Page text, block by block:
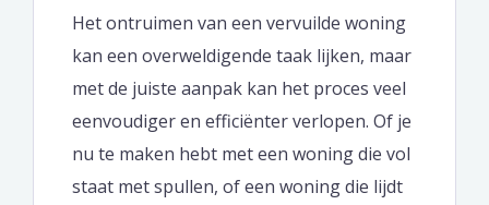
Het ontruimen van een vervuilde woning
kan een overweldigende taak lijken, maar
met de juiste aanpak kan het proces veel
eenvoudiger en efficiënter verlopen. Of je
nu te maken hebt met een woning die vol
staat met spullen, of een woning die lijdt